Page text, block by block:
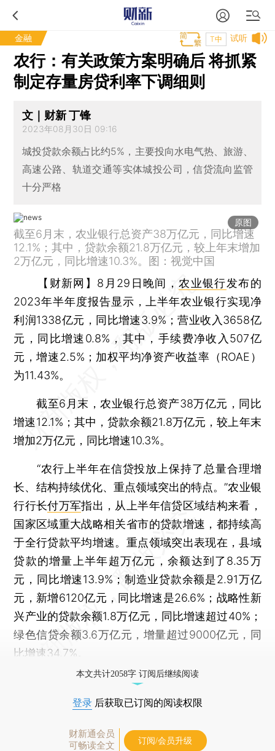
金融 试听
T中
农行：有关政策方案明确后 将抓紧
制定存量房贷利率下调细则
文｜财新 丁锋
2023年08月30日 09:16
城投贷款余额占比约5%，主要投向水电气热、旅游、
高速公路、轨道交通等实体城投公司，信贷流向监管
十分严格
原图
截至6月末，农业银行总资产38万亿元，同比增速
12.1%；其中，贷款余额21.8万亿元，较上年末增加
2万亿元，同比增速10.3%。图：视觉中国
【财新网】 8月29日晚间，农业银行发布的
2023年半年度报告显示，上半年农业银行实现净
利润1338亿元，同比增速3.9%；营业收入3658亿
元，同比增速0.8%，其中，手续费净收入507亿
元，增速2.5%；加权平均净资产收益率（ROAE）
为11.43%。
截至6月末，农业银行总资产38万亿元，同比
增速12.1%；其中，贷款余额21.8万亿元，较上年末
增加2万亿元，同比增速10.3%。
“农行上半年在信贷投放上保持了总量合理增
长、结构持续优化、重点领域突出的特点。”农业银
行行长付万军指出，从上半年信贷区域结构来看，
国家区域重大战略相关省市的贷款增速，都持续高
于全行贷款平均增速。重点领域突出表现在，县域
贷款的增量上半年超万亿元，余额达到了8.35万
元，同比增速13.9%；制造业贷款余额是2.91万亿
元，新增6120亿元，同比增速是26.6%；战略性新
兴产业的贷款余额1.8万亿元，同比增速超过40%；
绿色信贷余额3.6万亿元，增量超过9000亿元，同
比增速34.7%。
本文共计2058字 订阅后继续阅读
登录 后获取已订阅的阅读权限
财新通会员
可畅读全文
订阅/会员升级